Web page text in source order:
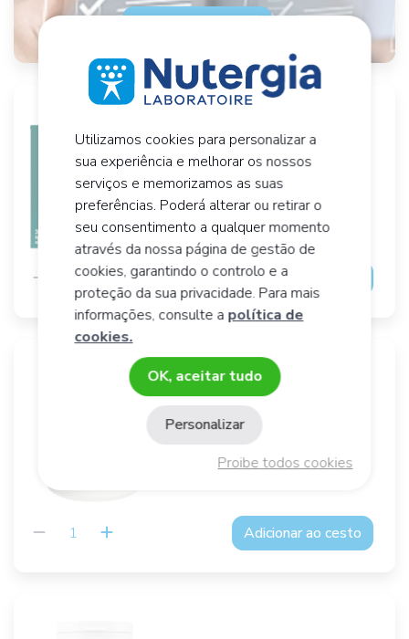
ERGYCARTIL forte
30 Saquetas
Articulações
38,49 €
Adicionar ao cesto
ERGYCOX
30 comprimidos
€
Adicionar ao cesto
Utilizamos cookies para personalizar a
sua experiência e melhorar os nossos
serviços e memorizamos as suas
preferências. Poderá alterar ou retirar o
seu consentimento a qualquer momento
através da nossa página de gestão de
cookies, garantindo o controlo e a
proteção da sua privacidade. Para mais
informações, consulte a política de
cookies.
OK, aceitar tudo
Proibe todos cookies
Personalizar